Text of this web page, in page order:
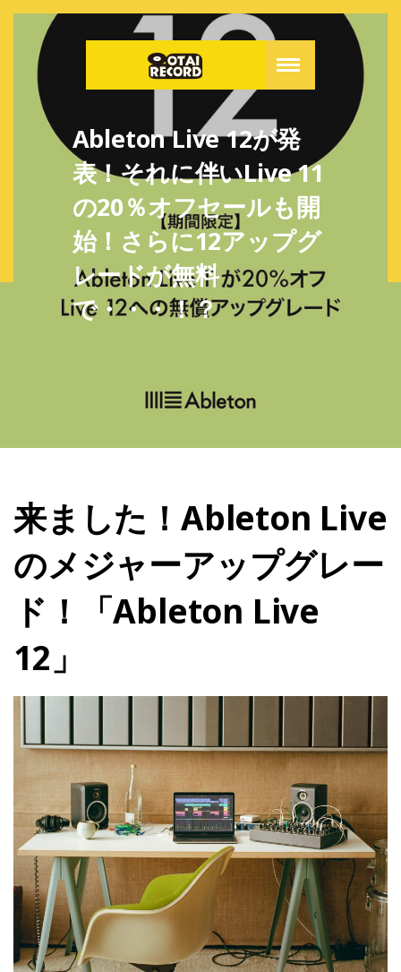
Ableton Live 12が発
表！それに伴いLive 11
の20％オフセールも開
始！さらに12アップグ
レードが無料
で・・・！？
来ました！Ableton Live
のメジャーアップグレー
ド！「Ableton Live
12」